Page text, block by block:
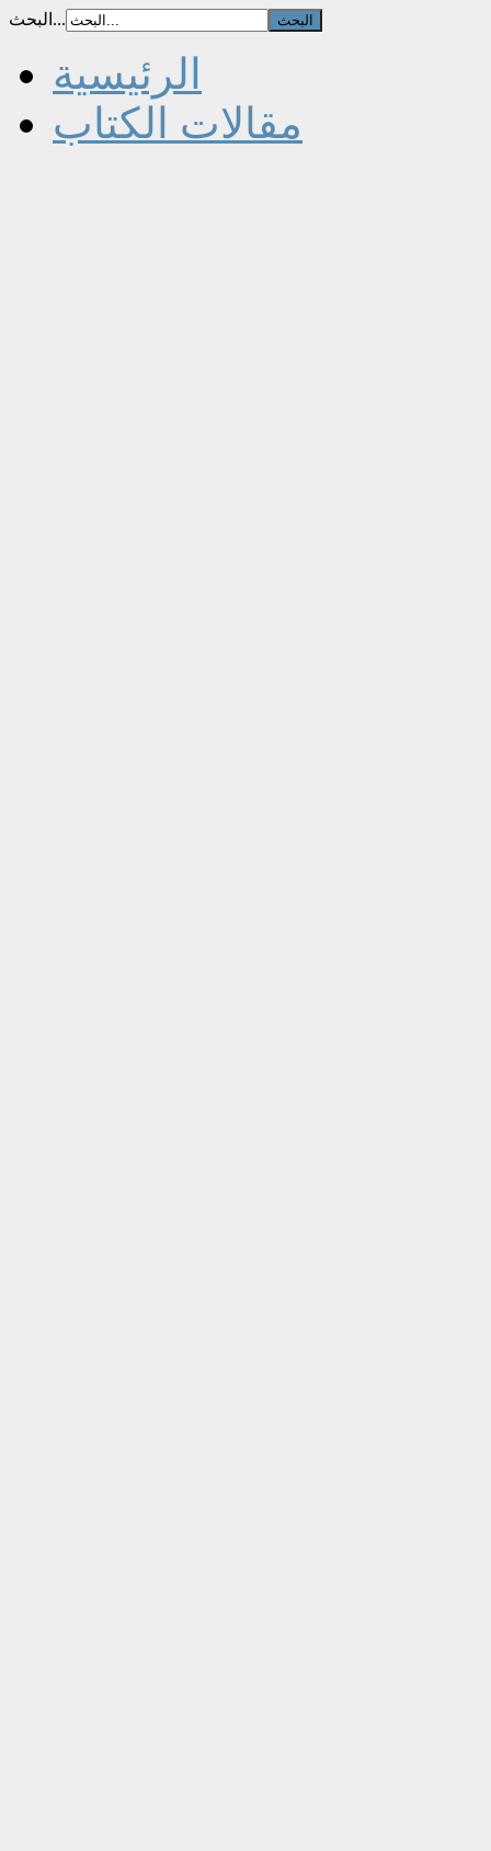
البحث...
الرئيسية
مقالات الكتاب